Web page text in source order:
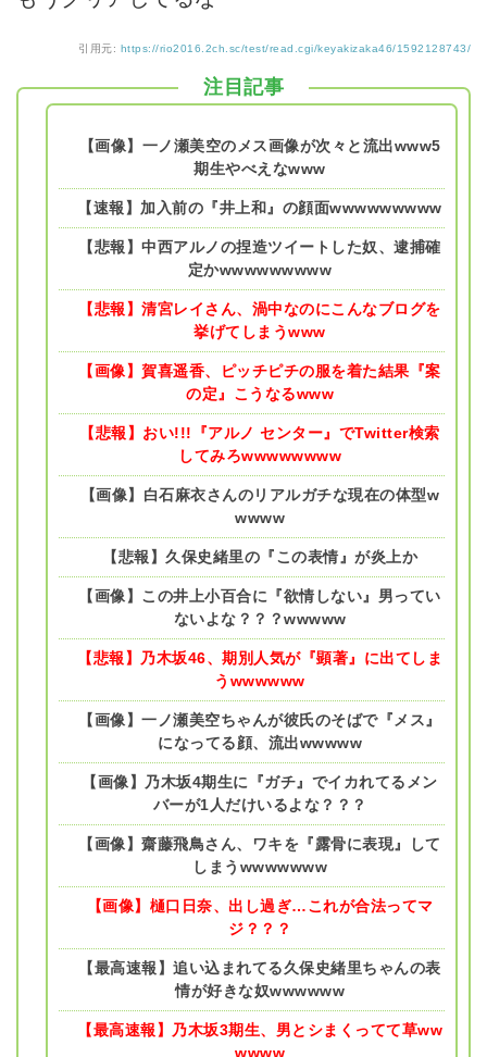
引用元: https://rio2016.2ch.sc/test/read.cgi/keyakizaka46/1592128743/
注目記事
【画像】一ノ瀬美空のメス画像が次々と流出www5
期生やべえなwww
【速報】加入前の『井上和』の顔面wwwwwwwww
【悲報】中西アルノの捏造ツイートした奴、逮捕確
定かwwwwwwwww
【悲報】清宮レイさん、渦中なのにこんなブログを
挙げてしまうwww
【画像】賀喜遥香、ピッチピチの服を着た結果『案
の定』こうなるwww
【悲報】おい!!!『アルノ センター』でTwitter検索
してみろwwwwwwww
【画像】白石麻衣さんのリアルガチな現在の体型w
wwww
【悲報】久保史緒里の『この表情』が炎上か
【画像】この井上小百合に『欲情しない』男ってい
ないよな？？？wwwww
【悲報】乃木坂46、期別人気が『顕著』に出てしま
うwwwwww
【画像】一ノ瀬美空ちゃんが彼氏のそばで『メス』
になってる顔、流出wwwww
【画像】乃木坂4期生に『ガチ』でイカれてるメン
バーが1人だけいるよな？？？
【画像】齋藤飛鳥さん、ワキを『露骨に表現』して
しまうwwwwwww
【画像】樋口日奈、出し過ぎ…これが合法ってマ
ジ？？？
【最高速報】追い込まれてる久保史緒里ちゃんの表
情が好きな奴wwwwww
【最高速報】乃木坂3期生、男とシまくってて草ww
wwww